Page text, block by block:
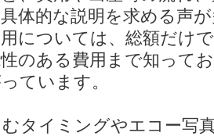
体的な説明を求める声
については、総額だけ
のある費用まで知って
ています。
タイミングやエコー写